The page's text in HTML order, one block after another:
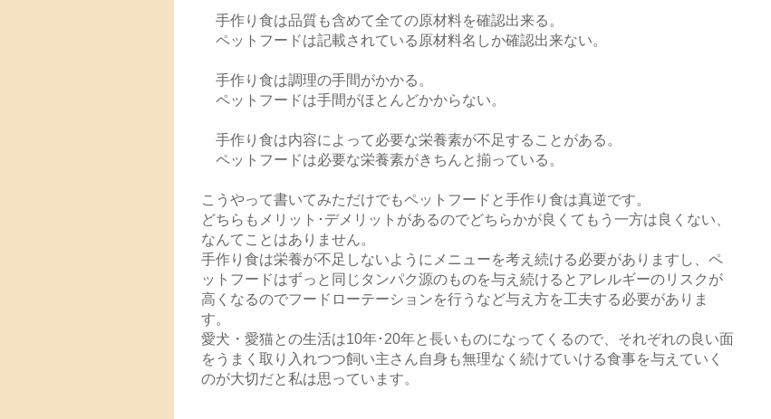
手作り食は品質も含めて全ての原材料を確認出来る。
ペットフードは記載されている原材料名しか確認出来ない。
手作り食は調理の手間がかかる。
ペットフードは手間がほとんどかからない。
手作り食は内容によって必要な栄養素が不足することがある。
ペットフードは必要な栄養素がきちんと揃っている。
こうやって書いてみただけでもペットフードと手作り食は真逆です。
どちらもメリット･デメリットがあるのでどちらかが良くてもう一方は良くない、
なんてことはありません。
手作り食は栄養が不足しないようにメニューを考え続ける必要がありますし、ペ
ットフードはずっと同じタンパク源のものを与え続けるとアレルギーのリスクが
高くなるのでフードローテーションを行うなど与え方を工夫する必要がありま
す。
愛犬・愛猫との生活は10年･ 20年と長いものになってくるので、それぞれの良い面
をうまく取り入れつつ飼い主さん自身も無理なく続けていける食事を与えていく
のが大切だと私は思っています。